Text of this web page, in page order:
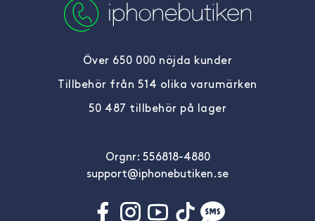
Över 650 000 nöjda kunder
Tillbehör från 514 olika varumärken
50 487 tillbehör på lager
Orgnr: 556818-4880
support@iphonebutiken.se